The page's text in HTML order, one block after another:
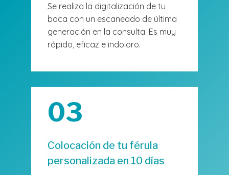
Se realiza la digitalización de tu
boca con un escaneado de última
generación en la consulta. Es muy
rápido, eficaz e indoloro.
03
Colocación de tu férula
personalizada en 10 días